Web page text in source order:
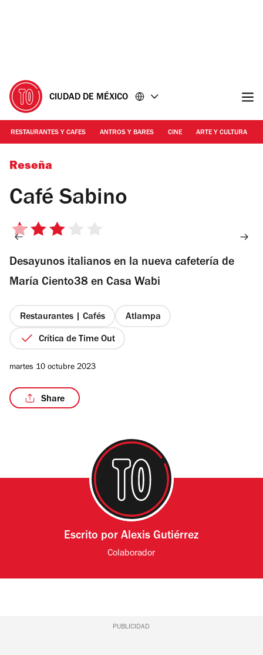
CIUDAD DE MÉXICO
RESTAURANTES Y CAFES ANTROS Y BARES CINE ARTE Y CULTURA
Foto: Cortesía
Reseña
Café Sabino
3
5
estrellas
Desayunos italianos en la nueva cafetería de
María Ciento38 en Casa Wabi
Restaurantes | Cafés Atlampa
Crítica de Time Out
martes 10 octubre 2023
Share
Escrito porAlexis Gutiérrez
Colaborador
PUBLICIDAD